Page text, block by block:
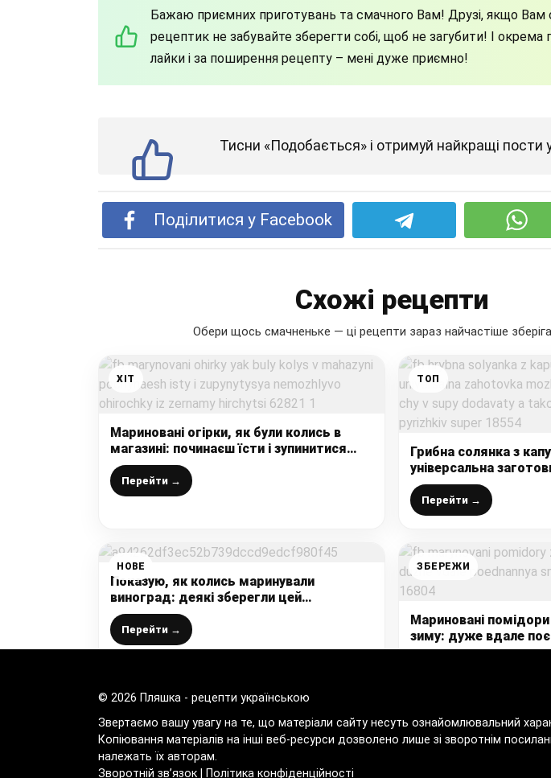
Бажаю приємних приготувань та смачного Вам! Друзі, якщо Вам
рецептик не забувайте зберегти собі, щоб не загубити! І окрема
лайки і за поширення рецепту – мені дуже приємно!
Тисни «Подобається» і отримуй найкращі пости
Поділитися у Facebook
Схожі рецепти
Обери щось смачненьке — ці рецепти зараз найчастіше
ХІТ
Мариновані огірки, як були колись в
магазині: починаєш їсти і зупинитися
неможливо. Огірочки із зернами гірчиці
Перейти →
ТОП
Грибна солянка з
універсальна
подавати, чи в супи
як начинка для
Перейти →
НОВЕ
Показую, як колись маринували
виноград: деякі зберегли цей
старовинний рецепт і готують його
навіть на продаж
Перейти →
ЗБЕРЕЖИ
Мариновані
зиму: дуже вдале
овочі і розсіл
© 2026 Пляшка - рецепти українською
Звертаємо вашу увагу на те, що матеріали сайту несуть ознайомлювальний
Копіювання матеріалів на інші веб-ресурси дозволено лише зі зворотнім
належать їх авторам.
Зворотній зв’язок
Політика конфіденційності